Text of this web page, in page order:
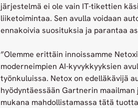
järjestelmä ei ole vain IT-tikettien
liiketoimintaa. Sen avulla voidaan
ennakoivia suosituksia ja parantaa
”Olemme erittäin innoissamme
moderneimpien AI-kyvykkyyksien
työnkuluissa. Netox on edelläkävijä
hyödyntäessään Gartnerin
mukana mahdollistamassa tätä